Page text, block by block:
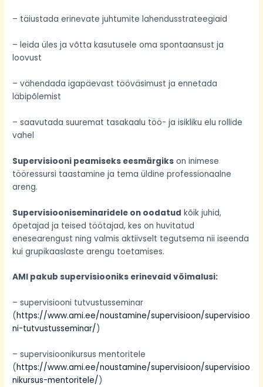
– täiustada erinevate juhtumite lahendusstrateegiaid
– leida üles ja võtta kasutusele oma spontaansust ja
loovust
– vähendada igapäevast tööväsimust ja ennetada
läbipõlemist
– saavutada suuremat tasakaalu töö- ja isikliku elu rollide
vahel
Supervisiooni peamiseks eesmärgiks on inimese
tööressursi taastamine ja tema üldine professionaalne
areng.
Supervisiooniseminaridele on oodatud kõik juhid,
õpetajad ja teised töötajad, kes on huvitatud
enesearengust ning valmis aktiivselt tegutsema nii iseenda
kui grupikaaslaste arengu toetamises.
AMI pakub supervisiooniks erinevaid võimalusi:
– supervisiooni tutvustusseminar
(https://www.ami.ee/noustamine/supervisioon/supervisioo
ni-tutvustusseminar/ )
– supervisioonikursus mentoritele
(https://www.ami.ee/noustamine/supervisioon/supervisioo
nikursus-mentoritele/ )